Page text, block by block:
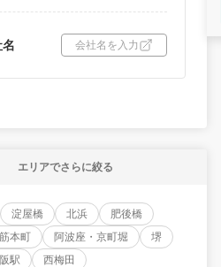
会社名を入力
エリアでさらに絞る
淀屋橋 北浜
肥後橋
本町
阿波座・京町堀
堺
駅
西梅田